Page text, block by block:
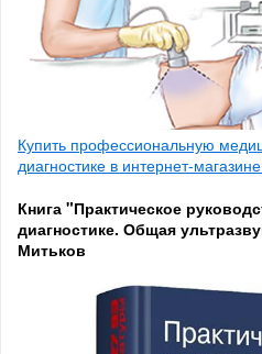
Купить профессиональную
диагностике в интернет-
Книга "Практическое
диагностике. Общая
Митьков